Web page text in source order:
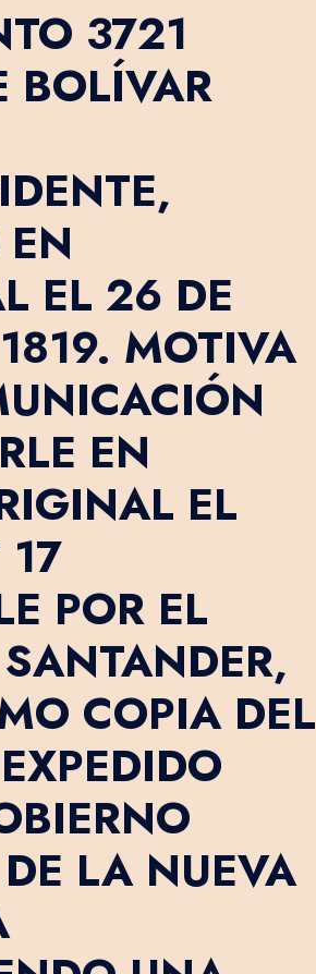
3721
BOLÍVAR
EL 26 DE
MOTIVA
EN
EL
17
POR EL
COPIA DEL
LA NUEVA